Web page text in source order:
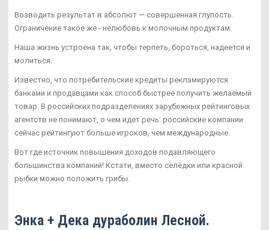
Возводить результат в абсолют — совершенная глупость.
Ограничение такое же - нелюбовь к молочным продуктам.
Наша жизнь устроена так, чтобы терпеть, бороться, надеется и
молиться.
Известно, что потребительские кредиты рекламируются
банками и продавцами как способ быстрее получить желаемый
товар. В российских подразделениях зарубежных рейтинговых
агентств не понимают, о чем идет речь: российские компании
сейчас рейтингуют больше игроков, чем международные.
Вот где источник повышения доходов подавляющего
большинства компаний! Кстати, вместо селёдки или красной
рыбки можно положить грибы.
Энка + Дека дураболин Лесной.